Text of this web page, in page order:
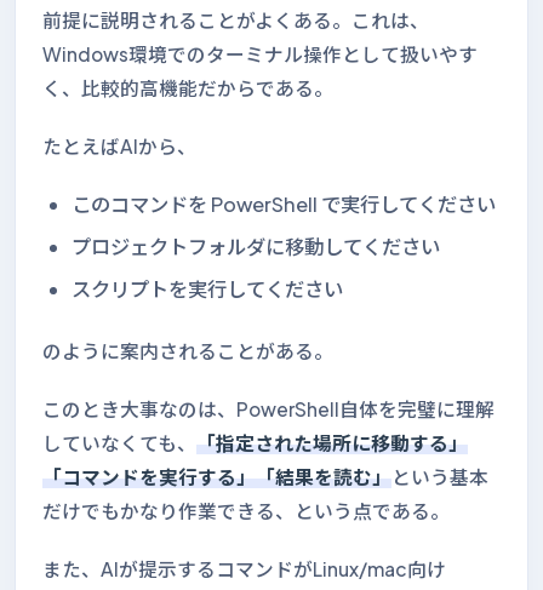
前提に説明されることがよくある。これは、
Windows環境でのターミナル操作として扱いやす
く、比較的高機能だからである。
たとえばAIから、
このコマンドを PowerShell で実行してください
プロジェクトフォルダに移動してください
スクリプトを実行してください
のように案内されることがある。
このとき大事なのは、PowerShell自体を完璧に理解
していなくても、 「指定された場所に移動する」
「コマンドを実行する」「結果を読む」という基本
だけでもかなり作業できる、という点である。
また、AIが提示するコマンドがLinux/mac向け